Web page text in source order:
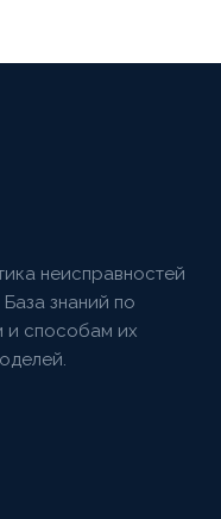
неисправностей
знаний по
и способам их